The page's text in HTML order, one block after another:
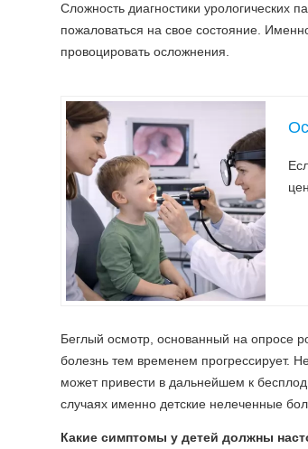
Сложность диагностики урологических
пожаловаться на свое состояние.
провоцировать осложнения.
Беглый осмотр, основанный на опросе
болезнь тем временем прогрессирует.
может привести в дальнейшем к
случаях именно детские нелеченные
Какие симптомы у детей должны